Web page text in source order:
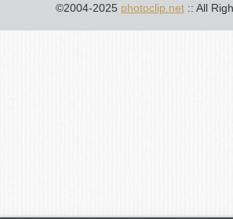
©2004-2025 photoclip.net:: All